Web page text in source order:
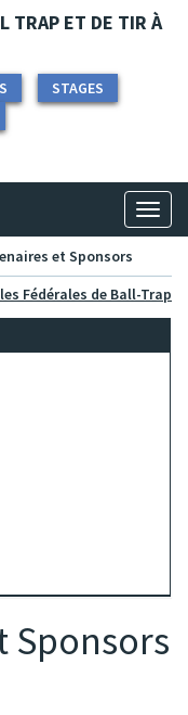
TRAP ET DE TIR À
STAGES
et Sponsors
Fédérales de Ball-Trap
Sponsors